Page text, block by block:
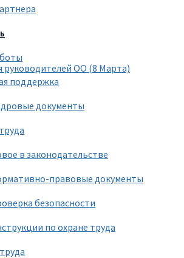
поддержка
документы
в законодательстве
правовые документы
безопасности
по охране труда